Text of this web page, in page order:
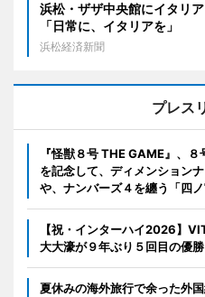
浜松・ザザ中央館にイタリ
「日常に、イタリアを」
浜松経済新聞
プレス
『怪獣８号 THE GAME』、
を記念して、ディメンション
や、ナンバーズ４を纏う「四
【祝・インターハイ2026】
大大濠が９年ぶり５回目の優
夏休みの海外旅行で余った外